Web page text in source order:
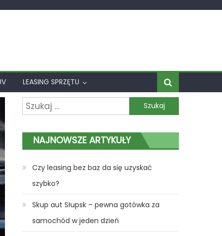
LEASING SPRZĘTU
Szukaj:
NAJNOWSZE ARTYKUŁY
Czy leasing bez baz da się uzyskać
szybko?
Skup aut Słupsk – pewna gotówka za
samochód w jeden dzień